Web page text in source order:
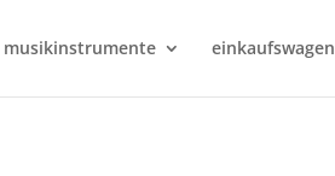
musikinstrumente einkaufswagen